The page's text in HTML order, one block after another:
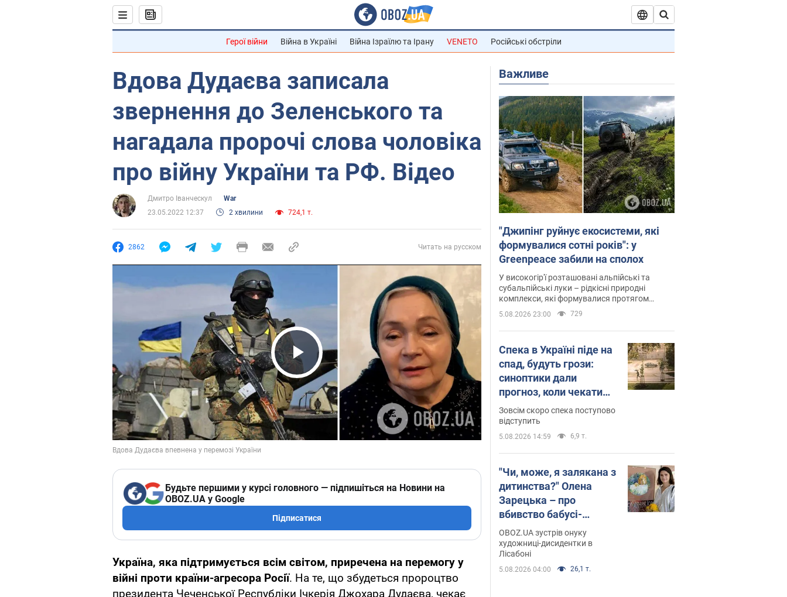
Герої війни Війна в Україні Війна Ізраїлю та Ірану VENETO Російські обстріли
Вдова Дудаєва записала
звернення до Зеленського та
нагадала пророчі слова чоловіка
про війну України та РФ. Відео
Дмитро Іванческул
War
23.05.2022 12:37
2 хвилини 724,1 т.
2862 Читать на русском
Play Video
Будьте першими у курсі головного — підпишіться на Новини на
OBOZ.UA у Google
Підписатися
Україна, яка підтримується всім світом, приречена на перемогу у
війні проти країни-агресора Росії. На те, що збудеться пророцтво
президента Чеченської Республіки Ічкерія Джохара Дудаєва, чекає
Важливе
"Джипінг руйнує екосистеми, які
формувалися сотні років": у
Greenpeace забили на сполох
У високогір'ї розташовані альпійські та
субальпійські луки – рідкісні природні
комплекси, які формувалися протягом
5.08.2026 23:00 729
Спека в Україні піде на
спад, будуть грози:
синоптики дали
прогноз, коли чекати
зміни погоди
Зовсім скоро спека поступово
відступить
5.08.2026 14:59 6,9 т.
"Чи, може, я залякана з
дитинства?" Олена
Зарецька – про
вбивство бабусі-
дисидентки Алли
Горської, критику
Дмитра Стуса та втечу
в Португалію з 5 дітьми
OBOZ.UA зустрів онуку
художниці-дисидентки в
Лісабоні
5.08.2026 04:00 26,1 т.